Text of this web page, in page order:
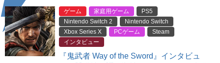
ゲーム 家庭用ゲーム
PS5
Nintendo Switch 2
Nintendo Switch
Xbox Series X
PCゲーム
Steam
インタビュー
『鬼武者 Way of the Sword』インタビュ